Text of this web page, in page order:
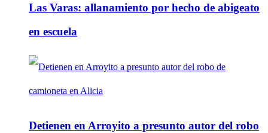
Las Varas: allanamiento por hecho de abigeato
en escuela
Detienen en Arroyito a presunto autor del robo